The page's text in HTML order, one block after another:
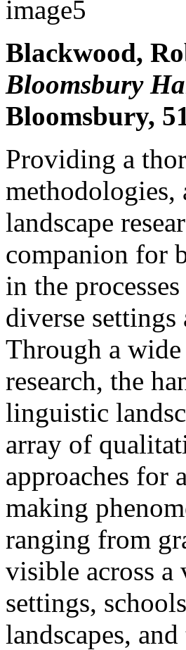
Blackwood,
Bloomsbury
Bloomsbury,
Providing a
landscape
companion for
in the
diverse
Through a
research, the
linguistic
array of
approaches for
making
ranging from
visible across
settings,
landscapes,